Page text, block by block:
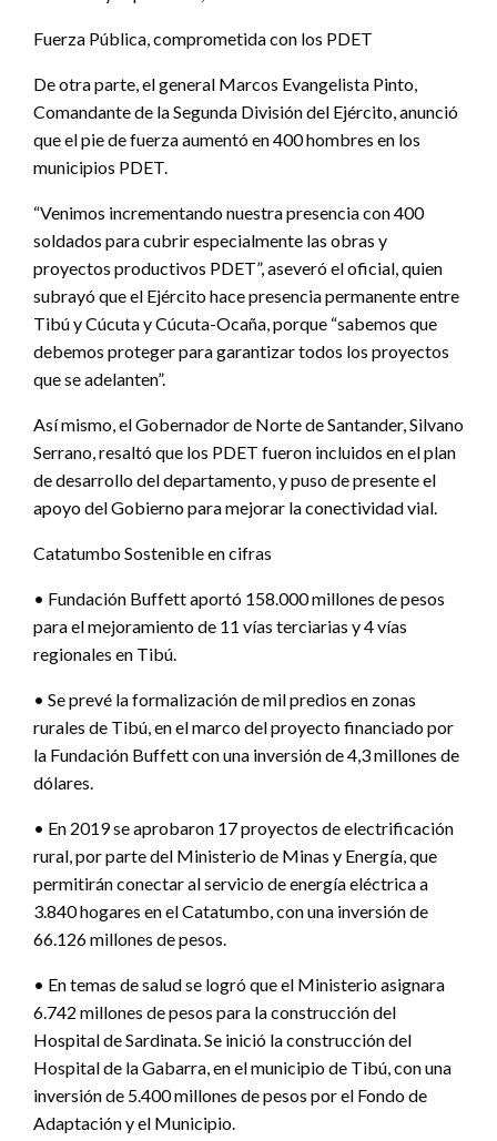
Fuerza Pública, comprometida con los PDET
De otra parte, el general Marcos Evangelista Pinto,
Comandante de la Segunda División del Ejército, anunció
que el pie de fuerza aumentó en 400 hombres en los
municipios PDET.
“Venimos incrementando nuestra presencia con 400
soldados para cubrir especialmente las obras y
proyectos productivos PDET”, aseveró el oficial, quien
subrayó que el Ejército hace presencia permanente entre
Tibú y Cúcuta y Cúcuta-Ocaña, porque “sabemos que
debemos proteger para garantizar todos los proyectos
que se adelanten”.
Así mismo, el Gobernador de Norte de Santander, Silvano
Serrano, resaltó que los PDET fueron incluidos en el plan
de desarrollo del departamento, y puso de presente el
apoyo del Gobierno para mejorar la conectividad vial.
Catatumbo Sostenible en cifras
• Fundación Buffett aportó 158.000 millones de pesos
para el mejoramiento de 11 vías terciarias y 4 vías
regionales en Tibú.
• Se prevé la formalización de mil predios en zonas
rurales de Tibú, en el marco del proyecto financiado por
la Fundación Buffett con una inversión de 4,3 millones de
dólares.
• En 2019 se aprobaron 17 proyectos de electrificación
rural, por parte del Ministerio de Minas y Energía, que
permitirán conectar al servicio de energía eléctrica a
3.840 hogares en el Catatumbo, con una inversión de
66.126 millones de pesos.
• En temas de salud se logró que el Ministerio asignara
6.742 millones de pesos para la construcción del
Hospital de Sardinata. Se inició la construcción del
Hospital de la Gabarra, en el municipio de Tibú, con una
inversión de 5.400 millones de pesos por el Fondo de
Adaptación y el Municipio.